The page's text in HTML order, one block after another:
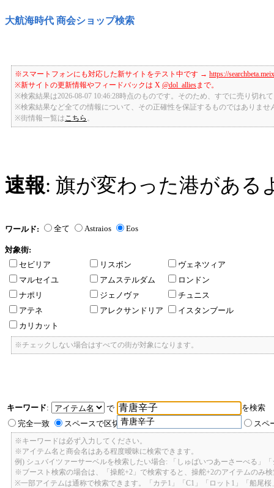
大航海時代 商会ショップ検索
※スマートフォンにも対応した新サイトをテスト中です → https://
※新サイトの更新情報やフィードバックは X @dol_alliesまで。
※検索結果は2026-08-07 10:46:28時点のものです。そのため、すでに売り切れ
※検索結果など全ての情報について、その正確性を保証するものではありませ
※街情報一覧は こちら
速報: 旗が変わった港がある
ワールド: 全て Astraios Eos
対象街:
セビリア
リスボン
ヴェネツィア
マルセイユ
アムステルダム
ロンドン
ナポリ
ジェノヴァ
チュニス
アテネ
アレクサンドリア
イスタンブール
カリカット
※チェックしない場合はすべての街が対象になります。
キーワード:
で
青唐辛子
を検索
完全一致
スペースで区切ったキーワードのいずれかを含む スペ
※キーワードは必ず入力してください。
※アイテム名と商会名はある程度曖昧に検索できます。
例) シュバイツァーサーベルを検索したい場合: 「しゅばいつあーさーべる」
※ブースト検索の場合は、「操舵+2」で検索すると、操舵+2のアイテムのみ
※一部アイテムは通称で検索できます。「カテ1」「C1」「ロット1」「船尾